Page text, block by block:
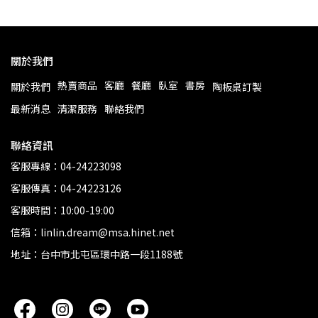
關於我們
關於我們 熱賣商品 客廳 餐廳 臥室 書房 陶板桌訂製
最新消息 清潔服務 聯絡我們
聯絡資訊
客服專線：04-24223098
客服傳真：04-24223126
客服時間：10:00-19:00
信箱：linlin.dream@msa.hinet.net
地址：台中市北屯區環中路一段1188號